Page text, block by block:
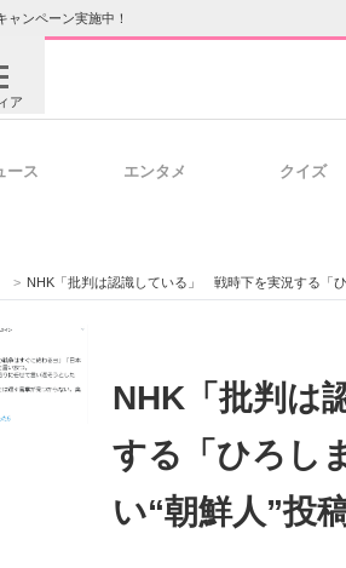
ャンペーン実施中！
ア
ビジネスと働き方のヒント
ITエンジニア向け専門サイト 企業向けIT製
ース エンタメ クイズ
> NHK「批判は認識している」 戦時下を実況する「
NHK「批判は
する「ひろし
い“朝鮮人”投